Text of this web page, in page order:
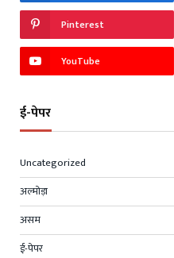
Pinterest
YouTube
ई-पेपर
Uncategorized
अल्मोड़ा
असम
ई-पेपर